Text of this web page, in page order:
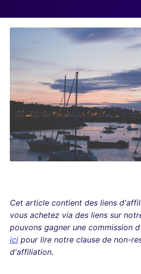
Cet article contient des liens
vous achetez via des liens sur
pouvons gagner une commission
ici pour lire notre clause de non-
d'affiliation.